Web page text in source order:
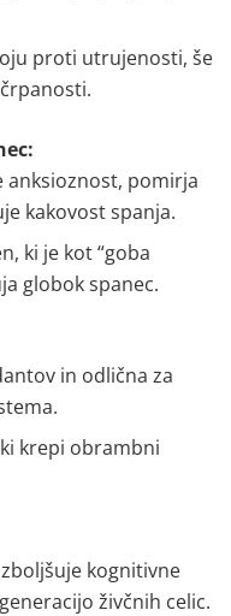
proti utrujenosti, še
anksioznost, pomirja
kakovost spanja.
ki je kot “goba
globok spanec.
in odlična za
krepi obrambni
kognitivne
živčnih celic.